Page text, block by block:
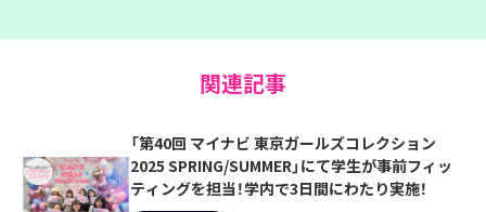
関連記事
「第40回 マイナビ 東京ガールズコレクション
2025 SPRING/SUMMER」にて学生が事前フィッ
ティングを担当！学内で3日間にわたり実施！